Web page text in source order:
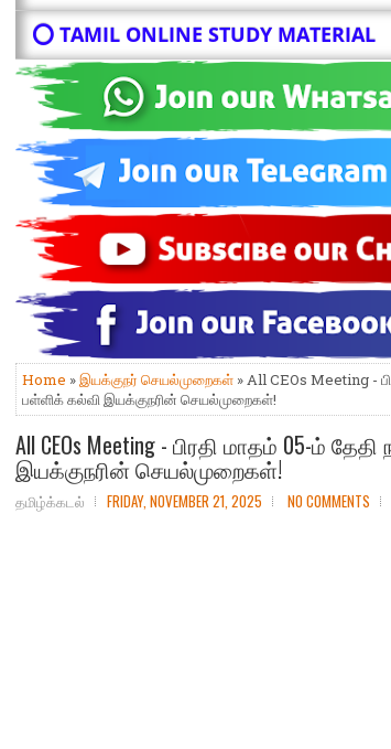
⭕ TAMIL ONLINE STUDY MATERIAL
Home »இயக்குநர் செயல்முறைகள் » All CEOs Meeting -
பள்ளிக் கல்வி இயக்குநரின் செயல்முறைகள்!
All CEOs Meeting - பிரதி மாதம் 05-ம்
இயக்குநரின் செயல்முறைகள்!
தமிழ்க்கடல் FRIDAY, NOVEMBER 21, 2025 NO COMMENTS